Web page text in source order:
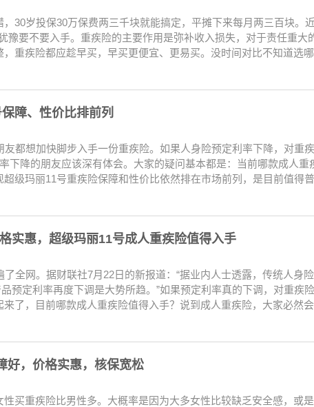
30岁投保30万保费两三千块就能搞定，平摊下来每月两三百块。
豫要不要入手。重疾险的主要作用是弥补收入损失，对于责任重大
重疾险都应趁早买，早买更便宜、更易买。没时间对比不知道选
障、性价比排前列
友都想加快脚步入手一份重疾险。如果人身险预定利率下降，对重
下降的朋友应该深有体会。大家的疑问基本都是：当前哪款成人重
级玛丽11号重疾险保障和性价比依然排在市场前列，是目前值得
实惠，超级玛丽11号成人重疾险值得入手
了全网。据财联社7月22日的新报道：“据业内人士透露，传统人身
预定利率再度下调是大势所趋。”如果预定利率真的下调，对重疾
了，目前哪款成人重疾险值得入手？说到成人重疾险，大家必然
好，价格实惠，核保宽松
买重疾险比男性多。大概率是因为大多女性比较缺乏安全感，或